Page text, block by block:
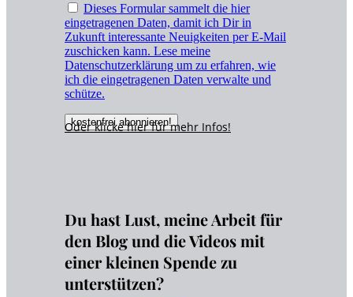
Dieses Formular sammelt die hier
eingetragenen Daten, damit ich Dir in
Zukunft interessante Neuigkeiten per E-Mail
zuschicken kann. Lese meine
Datenschutzerklärung um zu erfahren, wie
ich die eingetragenen Daten verwalte und
schütze.
Oder klicke hier fürmehr Infos!
Du hast Lust, meine Arbeit für
den Blog und die Videos mit
einer kleinen Spende zu
unterstützen?